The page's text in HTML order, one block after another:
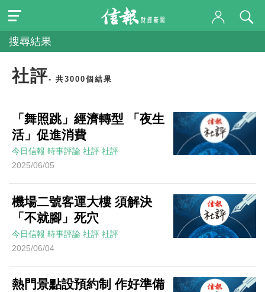
搜尋結果
社評- 共3000個結果
「舞照跳」經濟轉型 「夜生
活」促進消費
今日信報 時事評論 社評 社評
2025/06/05
機場二號客運大樓 須解決
「不就腳」死穴
今日信報 時事評論 社評 社評
2025/06/04
熱門景點設預約制 作好準備